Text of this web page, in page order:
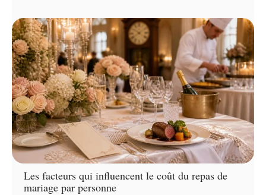
Les facteurs qui influencent le coût du repas de
mariage par personne